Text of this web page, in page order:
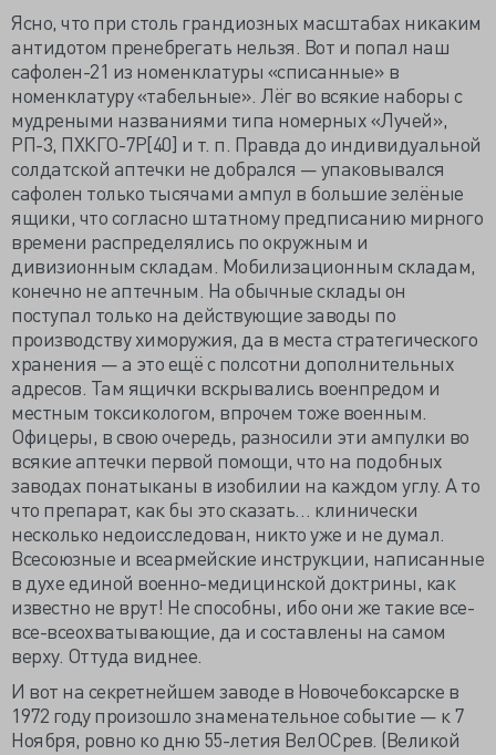
Ясно, что при столь грандиозных масштабах никаким
антидотом пренебрегать нельзя. Вот и попал наш
сафолен-21 из номенклатуры «списанные» в
номенклатуру «табельные». Лёг во всякие наборы с
мудреными названиями типа номерных «Лучей»,
РП-3, ПХКГО-7Р[40] и т. п. Правда до индивидуальной
солдатской аптечки не добрался — упаковывался
сафолен только тысячами ампул в большие зелёные
ящики, что согласно штатному предписанию мирного
времени распределялись по окружным и
дивизионным складам. Мобилизационным складам,
конечно не аптечным. На обычные склады он
поступал только на действующие заводы по
производству химоружия, да в места стратегического
хранения — а это ещё с полсотни дополнительных
адресов. Там ящички вскрывались военпредом и
местным токсикологом, впрочем тоже военным.
Офицеры, в свою очередь, разносили эти ампулки во
всякие аптечки первой помощи, что на подобных
заводах понатыканы в изобилии на каждом углу. А то
что препарат, как бы это сказать… клинически
несколько недоисследован, никто уже и не думал.
Всесоюзные и всеармейские инструкции, написанные
в духе единой военно-медицинской доктрины, как
известно не врут! Не способны, ибо они же такие все-
все-всеохватывающие, да и составлены на самом
верху. Оттуда виднее.
И вот на секретнейшем заводе в Новочебоксарске в
1972 году произошло знаменательное событие — к 7
Ноября, ровно ко дню 55-летия ВелОСрев. (Великой